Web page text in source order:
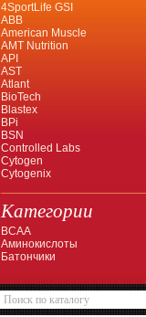
4SportLife GSI
ABB
American Muscle
AMT Nutrition
API
AST
Atlant
BioTech
Blastex
BPi
BSN
Controlled Labs
Cytogen
Cytogenix
Категории
BCAA
Аминокислоты
Батончики